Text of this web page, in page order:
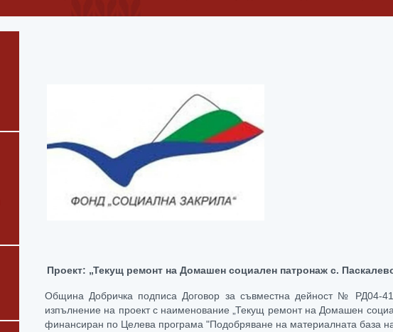
Проект: „Текущ ремонт на Домашен социален патронаж с.
Община Добричка подписа Договор за съвместна дейност № РД04-
изпълнение на проект с наименование „Текущ ремонт на Домашен
финансиран по Целева програма "Подобряване на материалната база